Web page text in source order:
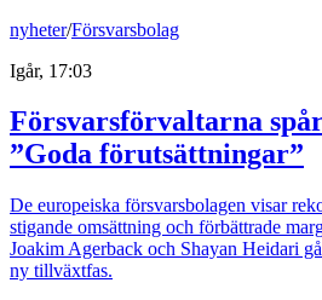
nyheter/Försvarsbolag
Igår, 17:03
Försvarsförvaltarna
”Goda förutsättningar”
De europeiska försvarsbolagen visar
stigande omsättning och förbättrade
Joakim Agerback och Shayan Heidari
ny tillväxtfas.